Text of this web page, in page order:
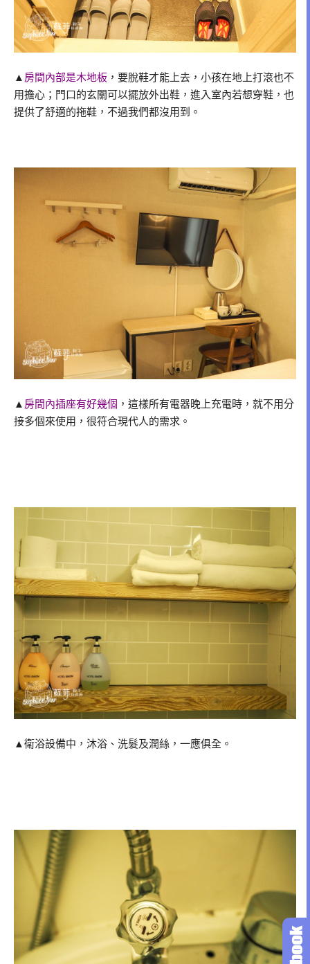
▲ 房間內部是木地板 ，要脫鞋才能上去，小孩在地上打滾也不
用擔心；門口的玄關可以擺放外出鞋，進入室內若想穿鞋，也
提供了舒適的拖鞋，不過我們都沒用到。
▲ 房間內插座有好幾個 ，這樣所有電器晚上充電時，就不用分
接多個來使用，很符合現代人的需求。
▲衛浴設備中，沐浴、洗髮及潤絲，一應俱全。